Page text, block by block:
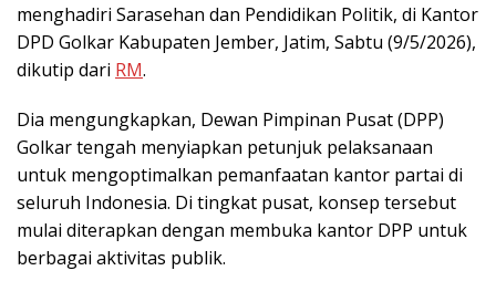
menghadiri Sarasehan dan Pendidikan Politik, di Kantor
DPD Golkar Kabupaten Jember, Jatim, Sabtu (9/5/2026),
dikutip dari RM.
Dia mengungkapkan, Dewan Pimpinan Pusat (DPP)
Golkar tengah menyiapkan petunjuk pelaksanaan
untuk mengoptimalkan pemanfaatan kantor partai di
seluruh Indonesia. Di tingkat pusat, konsep tersebut
mulai diterapkan dengan membuka kantor DPP untuk
berbagai aktivitas publik.